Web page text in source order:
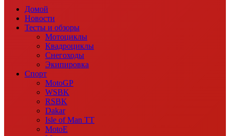
Домой
Новости
Тесты и обзоры
Мотоциклы
Квадроциклы
Снегоходы
Экипировка
Спорт
MotoGP
WSBK
RSBK
Dakar
Isle of Man TT
MotoE